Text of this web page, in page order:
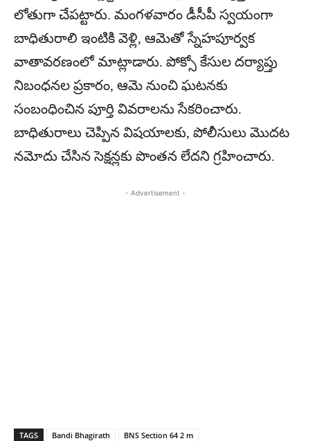
లోతుగా చేపట్టారు. మంగళవారం డీసీపీ స్వయంగా
బాధితురాలి ఇంటికి వెళ్లి, ఆమెతో స్నేహపూర్వక
వాతావరణంలో మాట్లాడారు. పోక్సో కేసుల దర్యాప్తు
నిబంధనల ప్రకారం, ఆమె నుంచి ఘటనకు
సంబంధించిన పూర్తి వివరాలను సేకరించారు.
బాధితురాలు చెప్పిన విషయాలకు, పోలీసులు మొదట
నమోదు చేసిన సెక్షన్లకు పొంతన లేదని గ్రహించారు.
- Advertisement -
TAGS Bandi Bhagirath BNS Section 64 2 m